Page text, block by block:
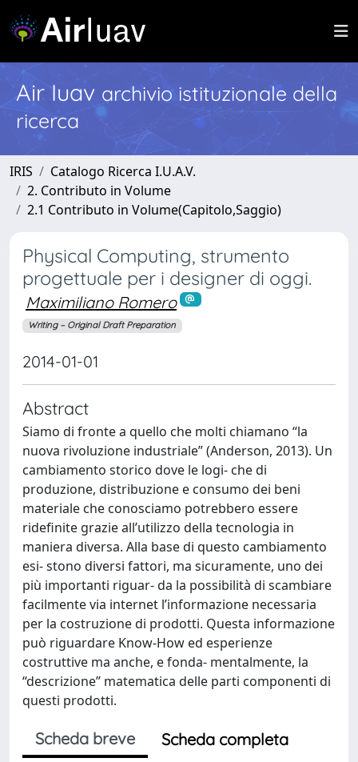
Air Iuav archivio istituzionale della
ricerca
IRIS
Catalogo Ricerca I.U.A.V.
2. Contributo in Volume
2.1 Contributo in Volume(Capitolo,Saggio)
Physical Computing, strumento
progettuale per i designer di oggi.
Maximiliano Romero
Writing – Original Draft Preparation
2014-01-01
Abstract
Siamo di fronte a quello che molti chiamano “la
nuova rivoluzione industriale” (Anderson, 2013). Un
cambiamento storico dove le logi- che di
produzione, distribuzione e consumo dei beni
materiale che conosciamo potrebbero essere
ridefinite grazie all’utilizzo della tecnologia in
maniera diversa. Alla base di questo cambiamento
esi- stono diversi fattori, ma sicuramente, uno dei
più importanti riguar- da la possibilità di scambiare
facilmente via internet l’informazione necessaria
per la costruzione di prodotti. Questa informazione
può riguardare Know-How ed esperienze
costruttive ma anche, e fonda- mentalmente, la
“descrizione” matematica delle parti componenti di
questi prodotti.
Scheda breve
Scheda completa